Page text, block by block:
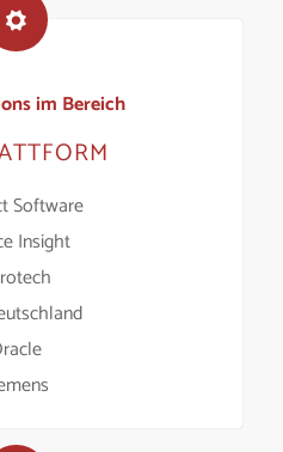
im Bereich
Software
Insight